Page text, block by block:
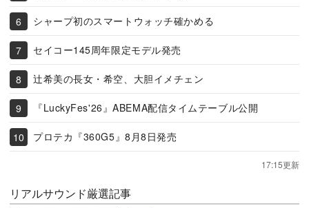
シャープ初のスマートウォッチ確かめる
セイコー145周年限定モデル発売
辻希美の長女・希空、大胆イメチェン
『LuckyFes'26』ABEMA配信タイムテーブル公開
プロテカ『360G5』8月8日発売
17:15更新
リアルサウンド厳選記事